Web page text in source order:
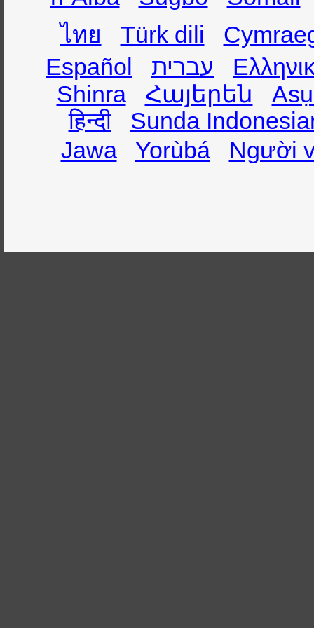
ไทย
Türk dili
Español
עברית
Shinra
Հայերեն
हिन्दी
Sunda
Jawa
Yorùbá Người